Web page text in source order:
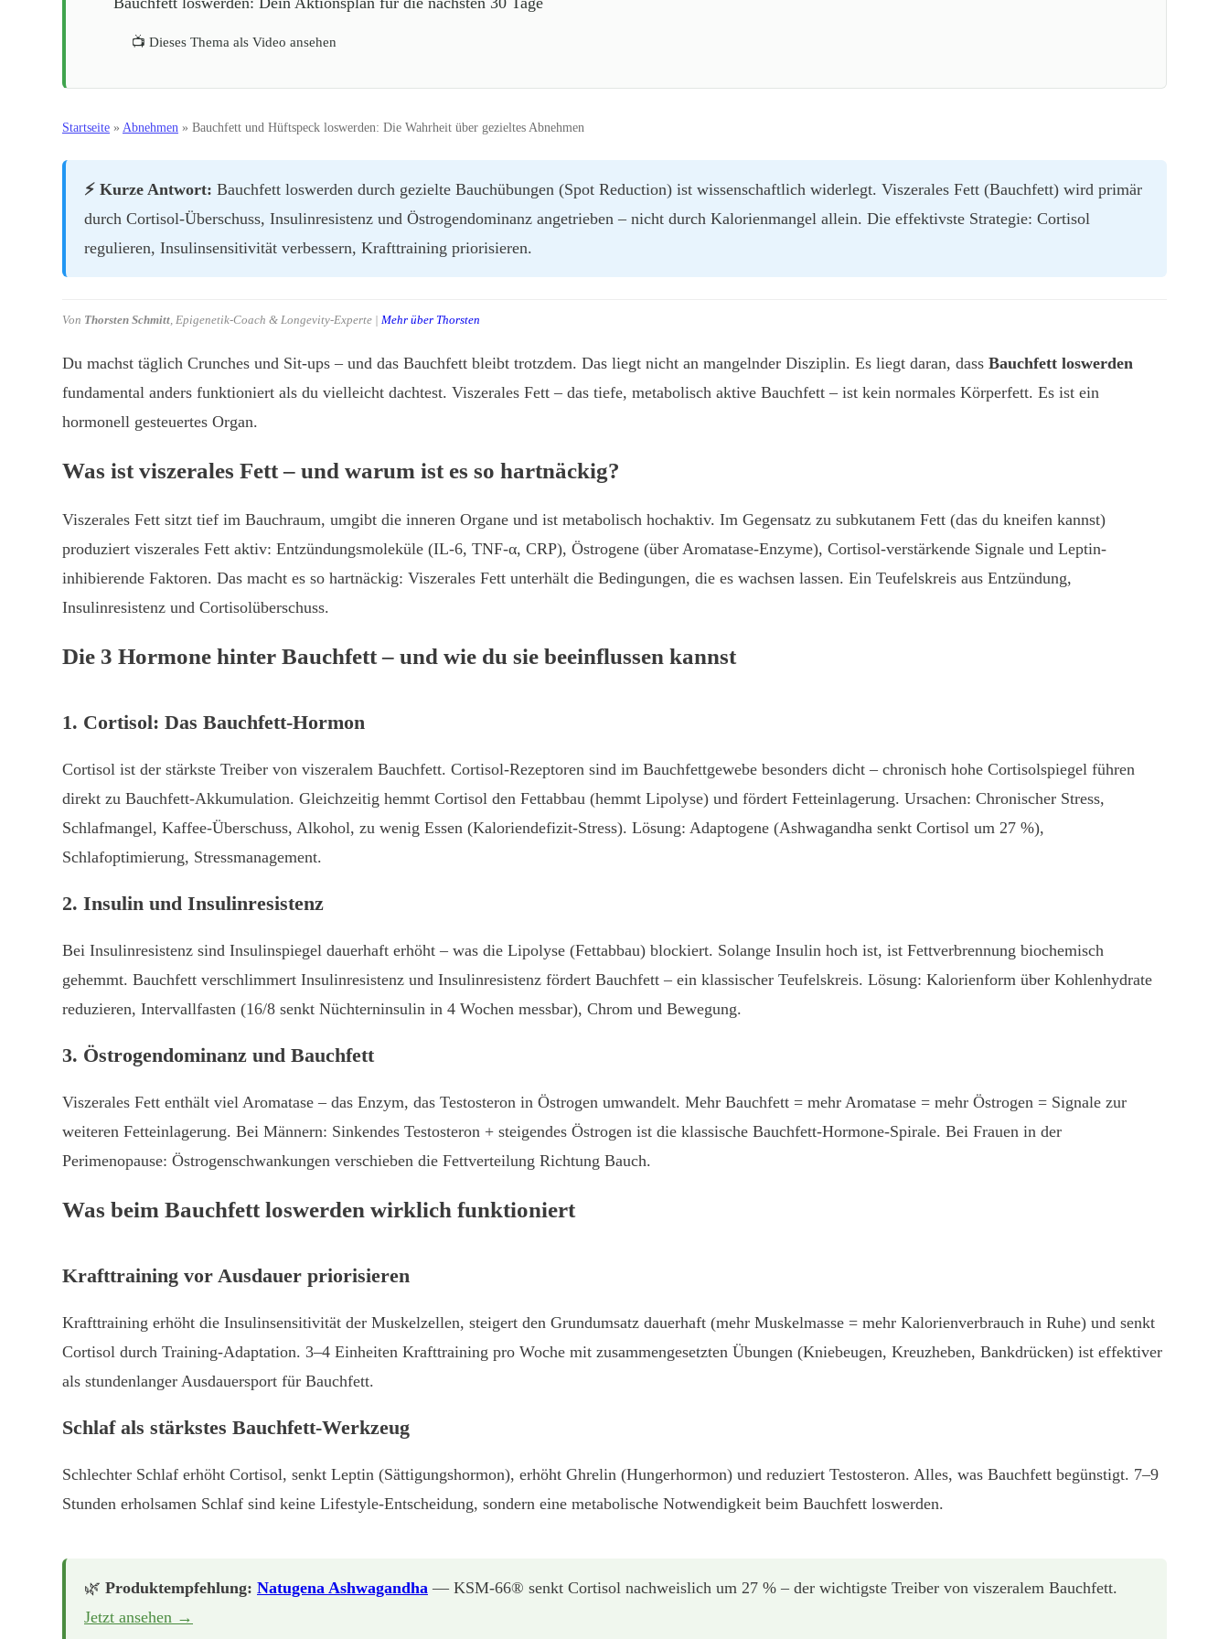
📺 Dieses Thema als Video ansehen
Startseite » Abnehmen » Bauchfett und Hüftspeck loswerden: Die Wahrheit über gezieltes Abnehmen
⚡ Kurze Antwort: Bauchfett loswerden durch gezielte Bauchübungen (Spot Reduction) ist wissenschaftlich widerlegt. Viszerales Fett (Bauchfett) wird primär
durch Cortisol-Überschuss, Insulinresistenz und Östrogendominanz angetrieben – nicht durch Kalorienmangel allein. Die effektivste Strategie: Cortisol
regulieren, Insulinsensitivität verbessern, Krafttraining priorisieren.
Von Thorsten Schmitt, Epigenetik-Coach & Longevity-Experte | Mehr über Thorsten
Du machst täglich Crunches und Sit-ups – und das Bauchfett bleibt trotzdem. Das liegt nicht an mangelnder Disziplin. Es liegt daran, dass Bauchfett loswerden
fundamental anders funktioniert als du vielleicht dachtest. Viszerales Fett – das tiefe, metabolisch aktive Bauchfett – ist kein normales Körperfett. Es ist ein
hormonell gesteuertes Organ.
Was ist viszerales Fett – und warum ist es so hartnäckig?
Viszerales Fett sitzt tief im Bauchraum, umgibt die inneren Organe und ist metabolisch hochaktiv. Im Gegensatz zu subkutanem Fett (das du kneifen kannst)
produziert viszerales Fett aktiv: Entzündungsmoleküle (IL-6, TNF-α, CRP), Östrogene (über Aromatase-Enzyme), Cortisol-verstärkende Signale und Leptin-
inhibierende Faktoren. Das macht es so hartnäckig: Viszerales Fett unterhält die Bedingungen, die es wachsen lassen. Ein Teufelskreis aus Entzündung,
Insulinresistenz und Cortisolüberschuss.
Die 3 Hormone hinter Bauchfett – und wie du sie beeinflussen kannst
1. Cortisol: Das Bauchfett-Hormon
Cortisol ist der stärkste Treiber von viszeralem Bauchfett. Cortisol-Rezeptoren sind im Bauchfettgewebe besonders dicht – chronisch hohe Cortisolspiegel führen
direkt zu Bauchfett-Akkumulation. Gleichzeitig hemmt Cortisol den Fettabbau (hemmt Lipolyse) und fördert Fetteinlagerung. Ursachen: Chronischer Stress,
Schlafmangel, Kaffee-Überschuss, Alkohol, zu wenig Essen (Kaloriendefizit-Stress). Lösung: Adaptogene (Ashwagandha senkt Cortisol um 27 %),
Schlafoptimierung, Stressmanagement.
2. Insulin und Insulinresistenz
Bei Insulinresistenz sind Insulinspiegel dauerhaft erhöht – was die Lipolyse (Fettabbau) blockiert. Solange Insulin hoch ist, ist Fettverbrennung biochemisch
gehemmt. Bauchfett verschlimmert Insulinresistenz und Insulinresistenz fördert Bauchfett – ein klassischer Teufelskreis. Lösung: Kalorienform über Kohlenhydrate
reduzieren, Intervallfasten (16/8 senkt Nüchterninsulin in 4 Wochen messbar), Chrom und Bewegung.
3. Östrogendominanz und Bauchfett
Viszerales Fett enthält viel Aromatase – das Enzym, das Testosteron in Östrogen umwandelt. Mehr Bauchfett = mehr Aromatase = mehr Östrogen = Signale zur
weiteren Fetteinlagerung. Bei Männern: Sinkendes Testosteron + steigendes Östrogen ist die klassische Bauchfett-Hormone-Spirale. Bei Frauen in der
Perimenopause: Östrogenschwankungen verschieben die Fettverteilung Richtung Bauch.
Was beim Bauchfett loswerden wirklich funktioniert
Krafttraining vor Ausdauer priorisieren
Krafttraining erhöht die Insulinsensitivität der Muskelzellen, steigert den Grundumsatz dauerhaft (mehr Muskelmasse = mehr Kalorienverbrauch in Ruhe) und senkt
Cortisol durch Training-Adaptation. 3–4 Einheiten Krafttraining pro Woche mit zusammengesetzten Übungen (Kniebeugen, Kreuzheben, Bankdrücken) ist effektiver
als stundenlanger Ausdauersport für Bauchfett.
Schlaf als stärkstes Bauchfett-Werkzeug
Schlechter Schlaf erhöht Cortisol, senkt Leptin (Sättigungshormon), erhöht Ghrelin (Hungerhormon) und reduziert Testosteron. Alles, was Bauchfett begünstigt. 7–9
Stunden erholsamen Schlaf sind keine Lifestyle-Entscheidung, sondern eine metabolische Notwendigkeit beim Bauchfett loswerden.
🌿 Produktempfehlung: Natugena Ashwagandha — KSM-66® senkt Cortisol nachweislich um 27 % – der wichtigste Treiber von viszeralem Bauchfett.
Jetzt ansehen →